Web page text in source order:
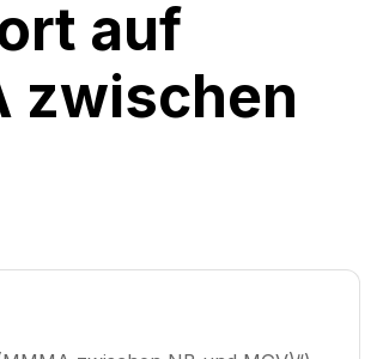
auf
zwischen